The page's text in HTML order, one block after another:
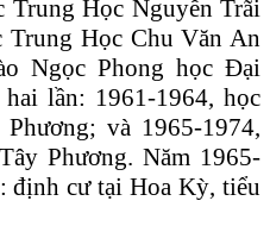
Học Nguyễn Trãi
Trung Học Chu Văn An
Ngọc Phong học Đại
lần: 1961-1964, học
và 1965-1974,
Phương. Năm 1965-
định cư tại Hoa Kỳ, tiểu